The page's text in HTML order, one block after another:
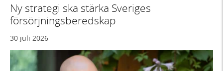
Ny strategi ska stärka Sveriges
försörjningsberedskap
30 juli 2026